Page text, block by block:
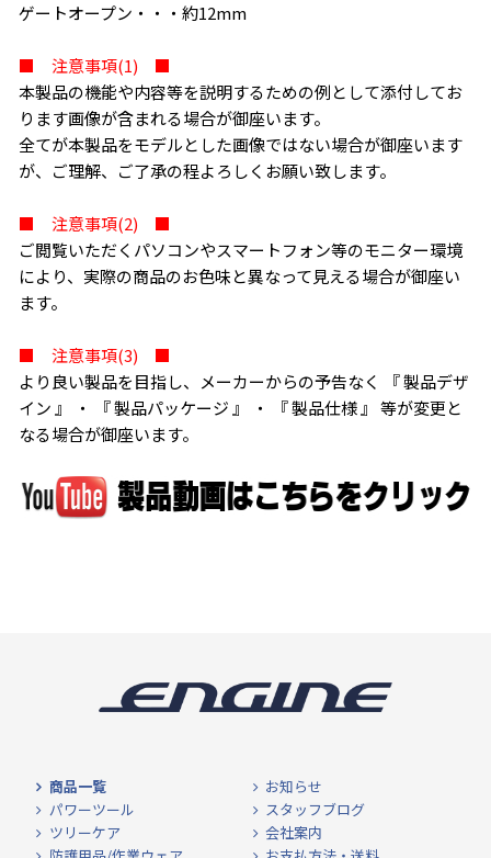
ゲートオープン・・・約12mm
■ 注意事項(1) ■
本製品の機能や内容等を説明するための例として添付してお
ります画像が含まれる場合が御座います。
全てが本製品をモデルとした画像ではない場合が御座います
が、ご理解、ご了承の程よろしくお願い致します。
■ 注意事項(2) ■
ご閲覧いただくパソコンやスマートフォン等のモニター環境
により、実際の商品のお色味と異なって見える場合が御座い
ます。
■ 注意事項(3) ■
より良い製品を目指し、メーカーからの予告なく 『 製品デザ
イン 』 ・ 『 製品パッケージ 』 ・ 『 製品仕様 』 等が変更と
なる場合が御座います。
商品一覧
パワーツール
ツリーケア
お知らせ
スタッフブログ
会社案内